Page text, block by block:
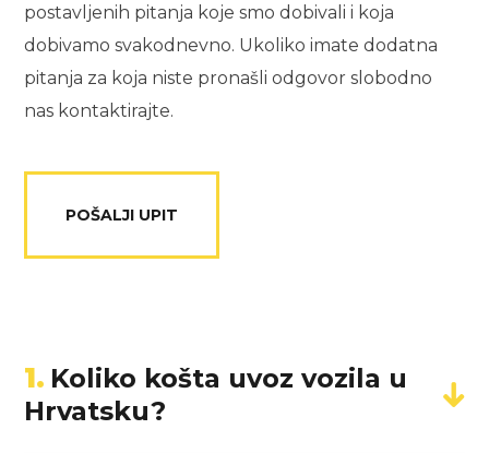
postavljenih pitanja koje smo dobivali i koja
dobivamo svakodnevno. Ukoliko imate dodatna
pitanja za koja niste pronašli odgovor slobodno
nas kontaktirajte.
POŠALJI UPIT
1. Koliko košta uvoz vozila u
Hrvatsku?